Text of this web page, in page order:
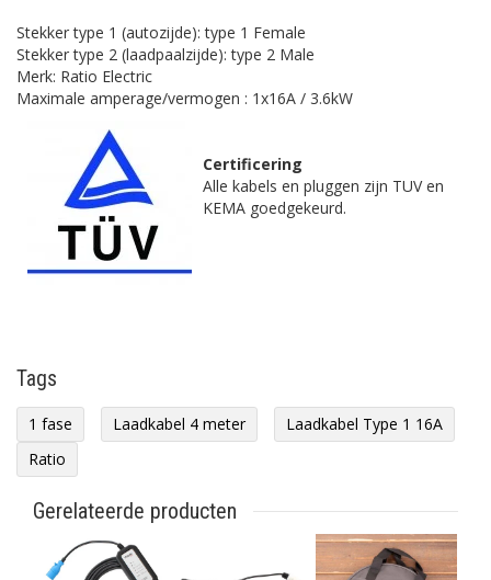
Stekker type 1 (autozijde): type 1 Female
Stekker type 2 (laadpaalzijde): type 2 Male
Merk: Ratio Electric
Maximale amperage/vermogen : 1x16A / 3.6kW
Certificering
Alle kabels en pluggen zijn TUV en
KEMA goedgekeurd.
Tags
1 fase Laadkabel 4 meter
Laadkabel Type 1 16A
Ratio
Gerelateerde producten